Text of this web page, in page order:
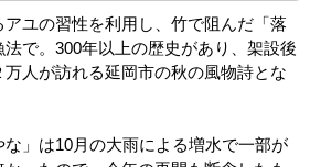
ユの習性を利用し、竹で阻んだ「落
で。300年以上の歴史があり、架設後
人が訪れる延岡市の秋の風物詩とな
」は10月の大雨による増水で一部が